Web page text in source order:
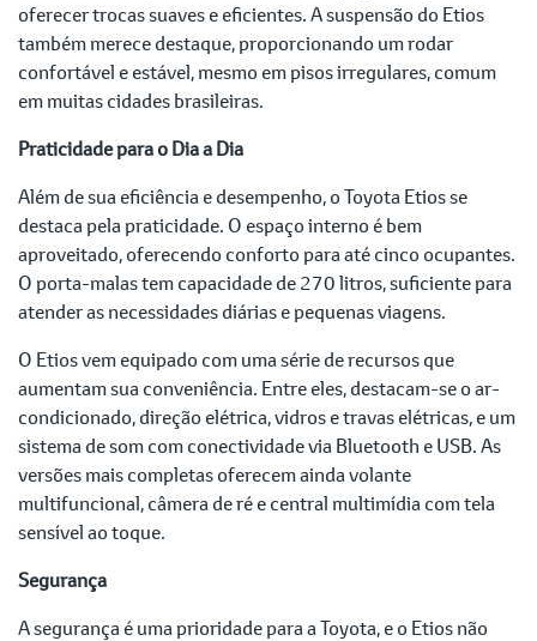
oferecer trocas suaves e eficientes. A suspensão do Etios
também merece destaque, proporcionando um rodar
confortável e estável, mesmo em pisos irregulares, comum
em muitas cidades brasileiras.
Praticidade para o Dia a Dia
Além de sua eficiência e desempenho, o Toyota Etios se
destaca pela praticidade. O espaço interno é bem
aproveitado, oferecendo conforto para até cinco ocupantes.
O porta-malas tem capacidade de 270 litros, suficiente para
atender as necessidades diárias e pequenas viagens.
O Etios vem equipado com uma série de recursos que
aumentam sua conveniência. Entre eles, destacam-se o ar-
condicionado, direção elétrica, vidros e travas elétricas, e um
sistema de som com conectividade via Bluetooth e USB. As
versões mais completas oferecem ainda volante
multifuncional, câmera de ré e central multimídia com tela
sensível ao toque.
Segurança
A segurança é uma prioridade para a Toyota, e o Etios não